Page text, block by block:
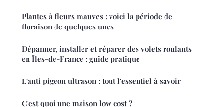
Plantes à fleurs mauves : voici la période de
floraison de quelques unes
Dépanner, installer et réparer des volets roulants
en Îles-de-France : guide pratique
L'anti pigeon ultrason : tout l'essentiel à savoir
C'est quoi une maison low cost ?